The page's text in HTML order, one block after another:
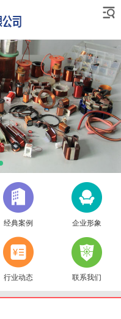
经典案例 企业形象
行业动态 联系我们